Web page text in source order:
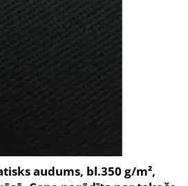
audums, bl.350 g/m²,